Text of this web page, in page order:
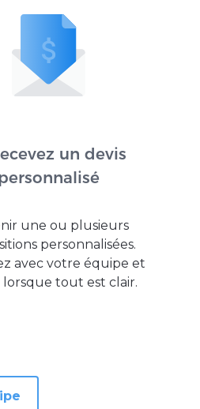
un devis
une ou plusieurs
personnalisées.
avec votre équipe et
lorsque tout est clair.